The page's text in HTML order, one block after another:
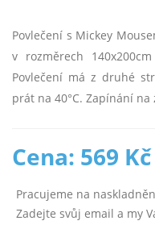
Povlečení s Mickey
v rozměrech
Povlečení má z druhé
prát na 40°C. Zapínání na
Cena: 569
Pracujeme na
Zadejte svůj email a my